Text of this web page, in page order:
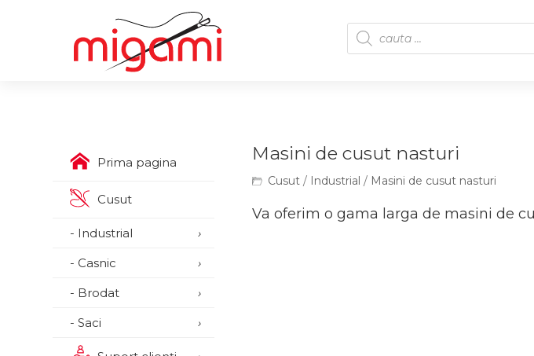
Prima pagina
Cusut
- Industrial
›
- Casnic
›
- Brodat
›
- Saci
›
Masini de cusut nasturi
Cusut / Industrial / Masini de cusut nasturi
Va oferim o gama larga de masini de